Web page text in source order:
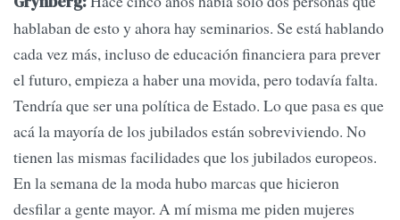
hablaban de esto y ahora hay seminarios. Se está hablando
cada vez más, incluso de educación financiera para prever
el futuro, empieza a haber una movida, pero todavía falta.
Tendría que ser una política de Estado. Lo que pasa es que
acá la mayoría de los jubilados están sobreviviendo. No
tienen las mismas facilidades que los jubilados europeos.
En la semana de la moda hubo marcas que hicieron
desfilar a gente mayor. A mí misma me piden mujeres